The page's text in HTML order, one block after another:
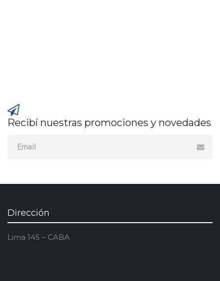
Recibí nuestras promociones y novedades
Dirección
Lima 145 – CABA